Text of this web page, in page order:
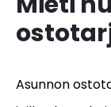
Asunnon